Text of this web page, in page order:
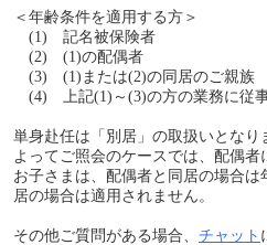
＜年齢条件を適用する方＞
(1) 記名被保険者
(2) (1)の配偶者
(3) (1)または(2)の同居のご親族
(4) 上記(1)～(3)の方の業務に従
単身赴任は「別居」の取扱いとなり
よってご照会のケースでは、配偶者
お子さまは、配偶者と同居の場合は
居の場合は適用されません。
その他ご質問がある場合、 チャット